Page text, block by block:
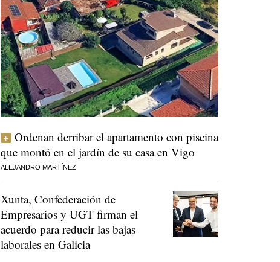
Ordenan derribar el apartamento con piscina
que montó en el jardín de su casa en Vigo
ALEJANDRO MARTÍNEZ
Xunta, Confederación de
Empresarios y UGT firman el
acuerdo para reducir las bajas
laborales en Galicia